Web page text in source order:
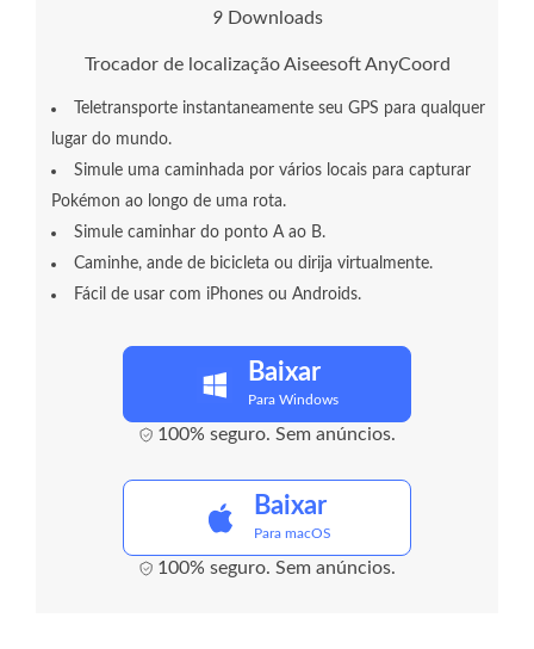
11 Downloads
Trocador de localização Aiseesoft AnyCoord
Teletransporte instantaneamente seu GPS para qualquer
lugar do mundo.
Simule uma caminhada por vários locais para capturar
Pokémon ao longo de uma rota.
Simule caminhar do ponto A ao B.
Caminhe, ande de bicicleta ou dirija virtualmente.
Fácil de usar com iPhones ou Androids.
Baixar
Para Windows
100% seguro. Sem anúncios.
Baixar
Para macOS
100% seguro. Sem anúncios.